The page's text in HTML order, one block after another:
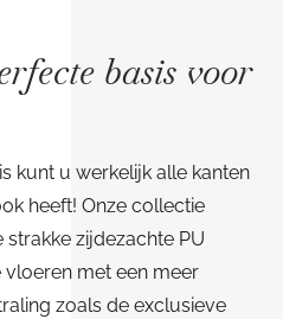
basis voor
kunt u werkelijk alle kanten
heeft! Onze collectie
zijdezachte PU
met een meer
zoals de exclusieve